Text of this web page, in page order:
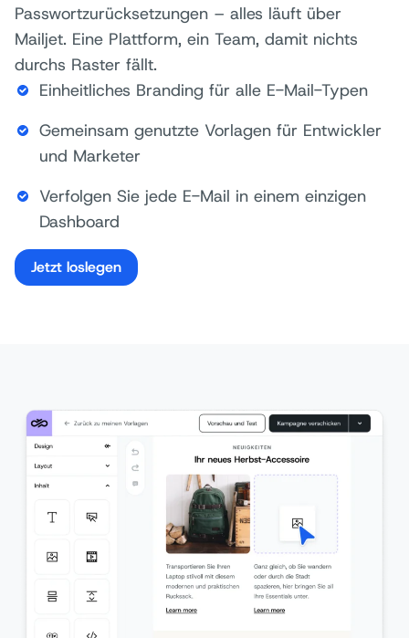
Passwortzurücksetzungen – alles läuft über
Mailjet. Eine Plattform, ein Team, damit nichts
durchs Raster fällt.
Einheitliches Branding für alle E-Mail-Typen
Gemeinsam genutzte Vorlagen für Entwickler
und Marketer
Verfolgen Sie jede E-Mail in einem einzigen
Dashboard
Jetzt loslegen